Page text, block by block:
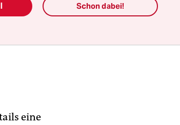
eine
Schon dabei!